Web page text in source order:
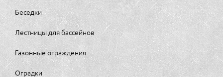
Беседки
Лестницы для бассейнов
Газонные ограждения
Оградки